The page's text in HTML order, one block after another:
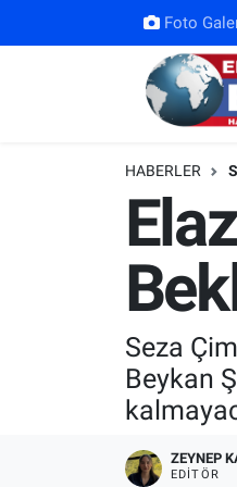
Foto
HABERLER
Seza
Beykan
ZEYNEP
EDITÖR
Ekonomi
Gündem
Kültür-Sanat
Nöbetçi Eczaneler
Namaz Vakitleri
Trafik Durumu
Süper Lig Puan
Tüm Manşetler
Son Dakika Haberleri
Haber Arşivi